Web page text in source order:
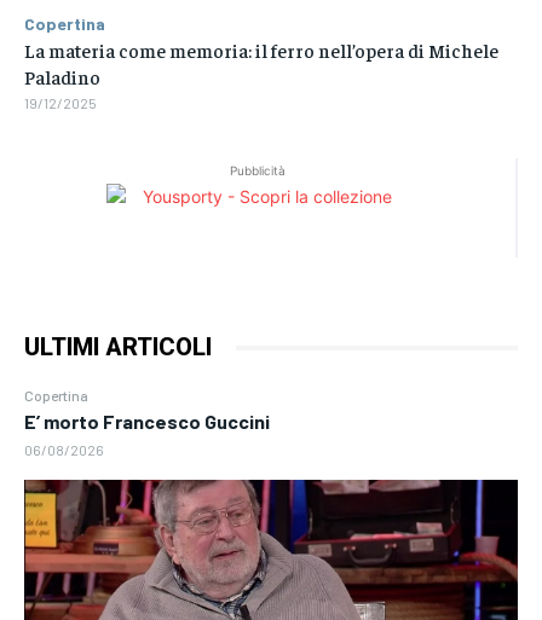
Pubblicità
ULTIMI ARTICOLI
Copertina
E’ morto Francesco Guccini
06/08/2026
Copertina
La materia come memoria: il ferro nell’opera di Michele
Paladino
19/12/2025